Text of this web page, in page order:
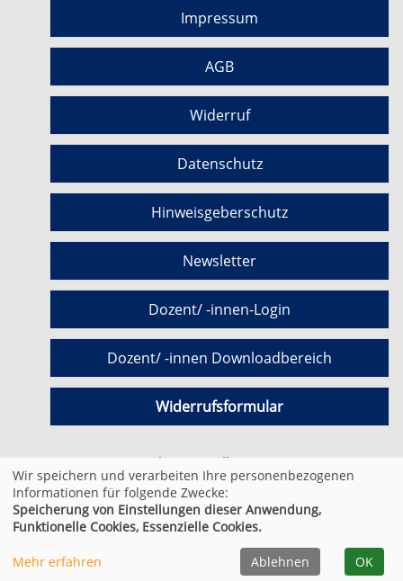
Impressum
AGB
Widerruf
Datenschutz
Hinweisgeberschutz
Newsletter
Dozent/ -innen-Login
Dozent/ -innen Downloadbereich
Widerrufsformular
Cookie Einstellungen
© 2026 Kufer Software GmbH
Wir speichern und verarbeiten Ihre personenbezogenen
Informationen für folgende Zwecke:
Speicherung von Einstellungen dieser Anwendung,
Funktionelle Cookies, Essenzielle Cookies.
Mehr erfahren Ablehnen OK